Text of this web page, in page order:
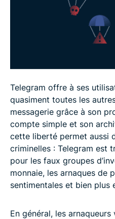
Telegram offre à ses
quasiment toutes les
messagerie grâce à son
compte simple et son
cette liberté permet aussi
criminelles : Telegram est
pour les faux groupes
monnaie, les arnaques de
sentimentales et bien plus
En général, les